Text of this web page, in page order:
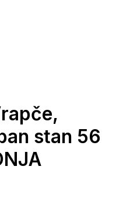
stan 56